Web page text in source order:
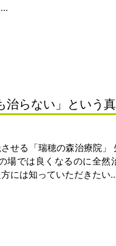
治らない」という
せる「瑞穂の森治療院
場では良くなるのに全
には知っていただきたい